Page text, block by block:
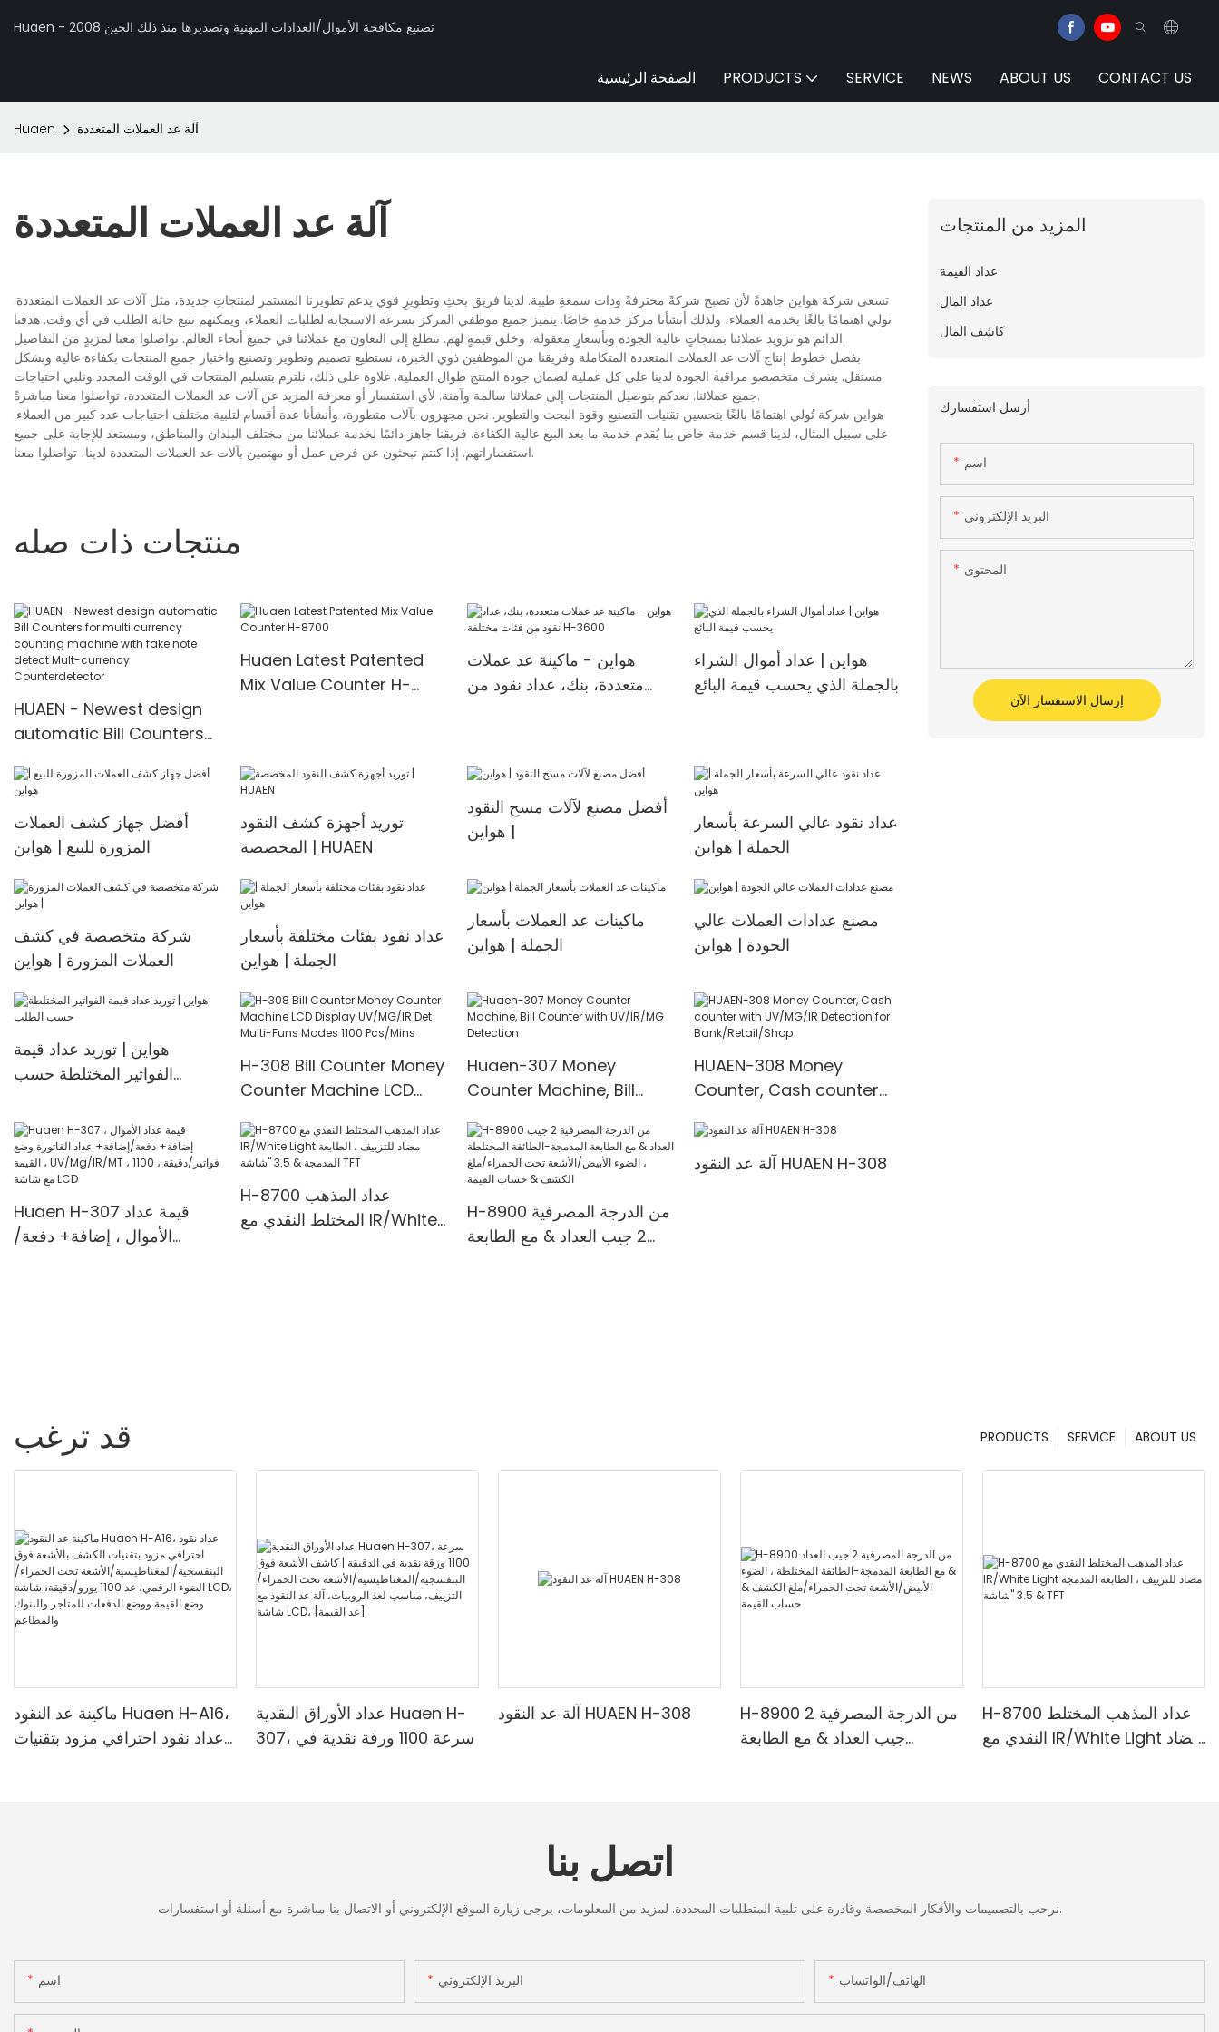
Huaen - تصنيع مكافحة الأموال/العدادات المهنية وتصديرها منذ ذلك الحين 2008
الصفحة الرئيسية PRODUCTS SERVICE NEWS ABOUT US CONTACT US
Huaen آلة عد العملات المتعددة
آلة عد العملات المتعددة
تسعى شركة هواين جاهدةً لأن تصبح شركةً محترفةً وذات سمعةٍ طيبة. لدينا فريق بحثٍ وتطويرٍ قوي يدعم تطويرنا المستمر لمنتجاتٍ جديدة، مثل آلات عد العملات المتعددة.
نولي اهتمامًا بالغًا بخدمة العملاء، ولذلك أنشأنا مركز خدمةٍ خاصًا. يتميز جميع موظفي المركز بسرعة الاستجابة لطلبات العملاء، ويمكنهم تتبع حالة الطلب في أي وقت. هدفنا
الدائم هو تزويد عملائنا بمنتجاتٍ عالية الجودة وبأسعارٍ معقولة، وخلق قيمةٍ لهم. نتطلع إلى التعاون مع عملائنا في جميع أنحاء العالم. تواصلوا معنا لمزيدٍ من التفاصيل.
بفضل خطوط إنتاج آلات عد العملات المتعددة المتكاملة وفريقنا من الموظفين ذوي الخبرة، نستطيع تصميم وتطوير وتصنيع واختبار جميع المنتجات بكفاءة عالية وبشكل
مستقل. يشرف متخصصو مراقبة الجودة لدينا على كل عملية لضمان جودة المنتج طوال العملية. علاوة على ذلك، نلتزم بتسليم المنتجات في الوقت المحدد ونلبي احتياجات
جميع عملائنا. نعدكم بتوصيل المنتجات إلى عملائنا سالمة وآمنة. لأي استفسار أو معرفة المزيد عن آلات عد العملات المتعددة، تواصلوا معنا مباشرةً.
هواين شركة تُولي اهتمامًا بالغًا بتحسين تقنيات التصنيع وقوة البحث والتطوير. نحن مجهزون بآلات متطورة، وأنشأنا عدة أقسام لتلبية مختلف احتياجات عدد كبير من العملاء.
على سبيل المثال، لدينا قسم خدمة خاص بنا يُقدم خدمة ما بعد البيع عالية الكفاءة. فريقنا جاهز دائمًا لخدمة عملائنا من مختلف البلدان والمناطق، ومستعد للإجابة على جميع
استفساراتهم. إذا كنتم تبحثون عن فرص عمل أو مهتمين بآلات عد العملات المتعددة لدينا، تواصلوا معنا.
منتجات ذات صله
HUAEN - Newest design
automatic Bill Counters
counting machine with
fake note detect Mult-
currency
Counter<000000>detect
or
Huaen Latest Patented
Mix Value Counter H-
هواين - ماكينة عد عملات
متعددة، بنك، عداد نقود من
هواين | عداد أموال الشراء
بالجملة الذي يحسب قيمة البائع
أفضل جهاز كشف العملات
المزورة للبيع | هواين
توريد أجهزة كشف النقود
المخصصة | HUAEN
أفضل مصنع لآلات مسح النقود
| هواين
عداد نقود عالي السرعة بأسعار
الجملة | هواين
شركة متخصصة في كشف
العملات المزورة | هواين
عداد نقود بفئات مختلفة بأسعار
الجملة | هواين
ماكينات عد العملات بأسعار
الجملة | هواين
مصنع عدادات العملات عالي
الجودة | هواين
هواين | توريد عداد قيمة
الفواتير المختلطة حسب
H-308 Bill Counter Money
Counter Machine LCD
Multi-Funs Modes 1100
Pcs/Mins
Huaen-307 Money
Counter Machine, Bill
Detection
HUAEN-308 Money
Counter, Cash counter
for Bank/Retail/Shop
Huaen H-307 قيمة عداد
الأموال ، إضافة+ دفعة/
H-8700 عداد المذهب
المختلط النقدي مع IR/White
H-8900 من الدرجة المصرفية
2 جيب العداد & مع الطابعة
آلة عد النقود HUAEN H-308
المزيد من المنتجات
عداد القيمة
عداد المال
كاشف المال
أرسل استفسارك
اسم
البريد الإلكتروني
المحتوى
إرسال الاستفسار الآن
قد ترغب ABOUT US
SERVICE
PRODUCTS
ماكينة عد النقود Huaen H-A16،
عداد نقود احترافي مزود بتقنيات
عداد الأوراق النقدية Huaen H-
307، سرعة 1100 ورقة نقدية في
آلة عد النقود HUAEN H-308
H-8900 من الدرجة المصرفية 2
جيب العداد & مع الطابعة
H-8700 عداد المذهب المختلط
النقدي مع IR/White Light مضاد
اتصل بنا
نرحب بالتصميمات والأفكار المخصصة وقادرة على تلبية المتطلبات المحددة. لمزيد من المعلومات، يرجى زيارة الموقع الإلكتروني أو الاتصال بنا مباشرة مع أسئلة أو استفسارات.
اسم البريد الإلكتروني الهاتف/الواتساب